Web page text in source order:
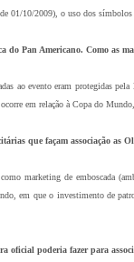
01/10/2009), o uso dos símbolos
do Pan Americano. Como as
ao evento eram protegidas
em relação à Copa do
que façam associação as
marketing de emboscada
em que o investimento de
oficial poderia fazer para